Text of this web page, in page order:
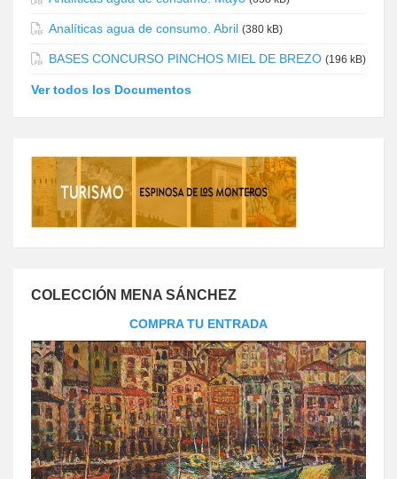
Analíticas agua de consumo. Abril (380 kB)
BASES CONCURSO PINCHOS MIEL DE BREZO (196 kB)
Ver todos los Documentos
COLECCIÓN MENA SÁNCHEZ
COMPRA TU ENTRADA